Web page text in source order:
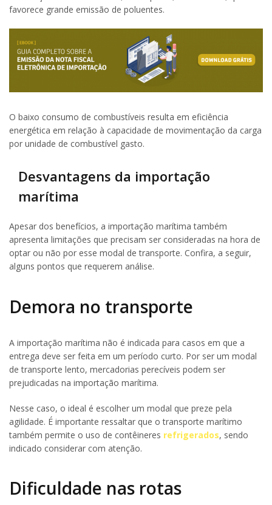
favorece grande emissão de poluentes.
O baixo consumo de combustíveis resulta em eficiência
energética em relação à capacidade de movimentação da carga
por unidade de combustível gasto.
Desvantagens da importação
marítima
Apesar dos benefícios, a importação marítima também
apresenta limitações que precisam ser consideradas na hora de
optar ou não por esse modal de transporte. Confira, a seguir,
alguns pontos que requerem análise.
Demora no transporte
A importação marítima não é indicada para casos em que a
entrega deve ser feita em um período curto. Por ser um modal
de transporte lento, mercadorias perecíveis podem ser
prejudicadas na importação marítima.
Nesse caso, o ideal é escolher um modal que preze pela
agilidade. É importante ressaltar que o transporte marítimo
também permite o uso de contêineres refrigerados, sendo
indicado considerar com atenção.
Dificuldade nas rotas